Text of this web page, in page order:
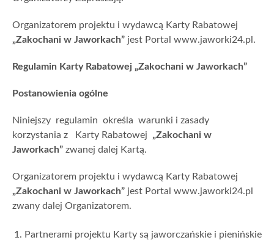
Organizatorem projektu i wydawcą Karty Rabatowej
„Zakochani w Jaworkach” jest Portal www.jaworki24.pl.
Regulamin Karty Rabatowej „Zakochani w Jaworkach”
Postanowienia ogólne
Niniejszy regulamin określa warunki i zasady
korzystania z Karty Rabatowej „Zakochani w
Jaworkach” zwanej dalej Kartą.
Organizatorem projektu i wydawcą Karty Rabatowej
„Zakochani w Jaworkach” jest Portal www.jaworki24.pl
zwany dalej Organizatorem.
Partnerami projektu Karty są jaworczańskie i pienińskie